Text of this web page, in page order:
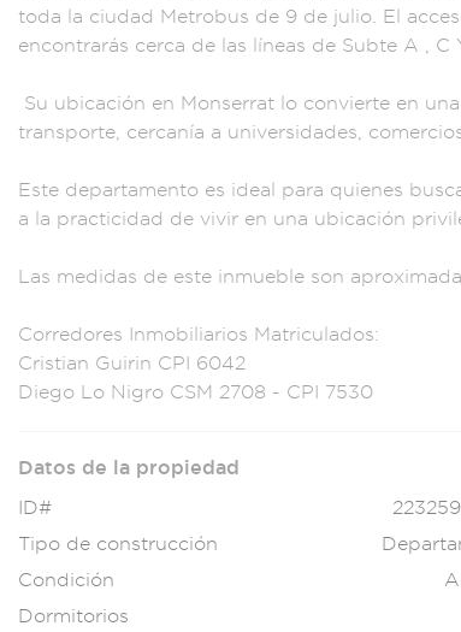
toda la ciudad Metrobus de 9 de julio. El acces
encontrarás cerca de las líneas de Subte A , C
Su ubicación en Monserrat lo convierte en
transporte, cercanía a universidades, co
Este departamento es idea l para quienes
a l a practicidad de vivir en una ubicación
Las medidas de este inmueble son a
Corredores Inmobiliarios Matriculados:
Cristian Guirin CPI 6042
Diego Lo Nigro CSM 2708 - CPI 7530
Datos de la propiedad
ID#
Tipo de construcción
Condición
Dormitorios